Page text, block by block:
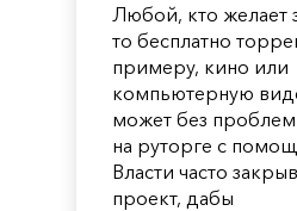
Любой, кто желает
то бесплатно
примеру, кино или
компьютерную
может без проблем
на руторге с
Власти часто
проект, дабы